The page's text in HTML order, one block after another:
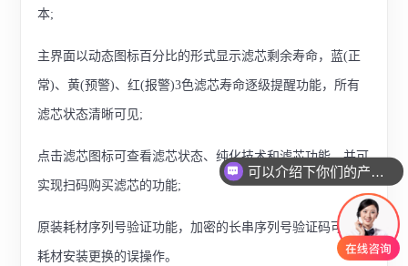
本;
主界面以动态图标百分比的形式显示滤芯剩余寿命，蓝(正
常)、黄(预警)、红(报警)3色滤芯寿命逐级提醒功能，所有
滤芯状态清晰可见;
点击滤芯图标可查看滤芯状态、纯化技术和滤芯功能，并可
实现扫码购买滤芯的功能;
原装耗材序列号验证功能，加密的长串序列号验证码可防止
耗材安装更换的误操作。